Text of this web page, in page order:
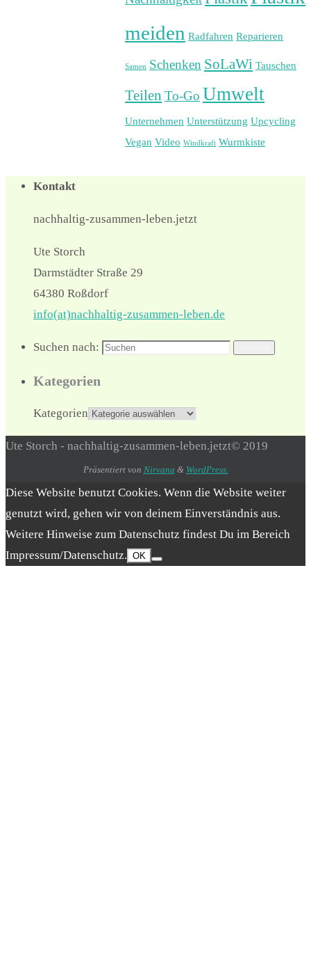
meiden Radfahren Reparieren
Samen Schenken SoLaWi Tauschen
Teilen To-Go Umwelt
Unternehmen Unterstützung Upcycling
Vegan Video Windkraft Wurmkiste
Kontakt
nachhaltig-zusammen-leben.jetzt
Ute Storch
Darmstädter Straße 29
64380 Roßdorf
info(at)nachhaltig-zusammen-leben.de
Suchen nach:
Kategorien
Kategorien
Ute Storch - nachhaltig-zusammen-leben.jetzt© 2019
Präsentiert von Nirvana & WordPress.
Diese Website benutzt Cookies. Wenn die Website weiter
genutzt wird, gehen wir von deinem Einverständnis aus.
Weitere Hinweise zum Datenschutz findest Du im Bereich
Impressum/Datenschutz. OK